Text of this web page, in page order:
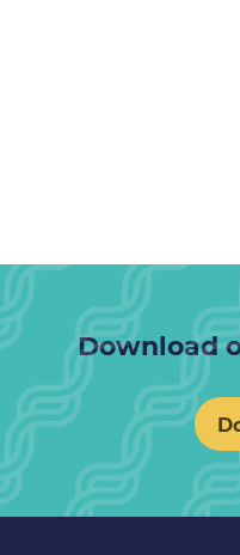
Download